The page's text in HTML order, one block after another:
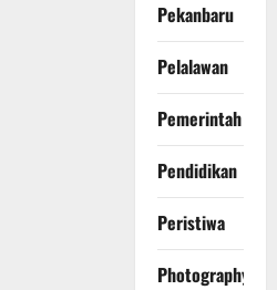
Pekanbaru
Pelalawan
Pemerintah
Pendidikan
Peristiwa
Photography